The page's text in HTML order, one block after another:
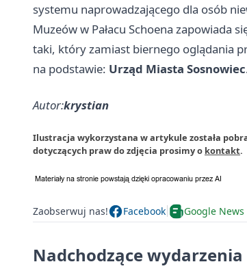
systemu naprowadzającego dla osób
Muzeów w Pałacu Schoena zapowiada
taki, który zamiast biernego oglądania
na podstawie: Urząd Miasta Sosnowiec
Autor:krystian
Ilustracja wykorzystana w artykule została
dotyczących praw do zdjęcia prosimy o kontakt.
Zaobserwuj nas! Facebook Google News
Nadchodzące wydarzenia